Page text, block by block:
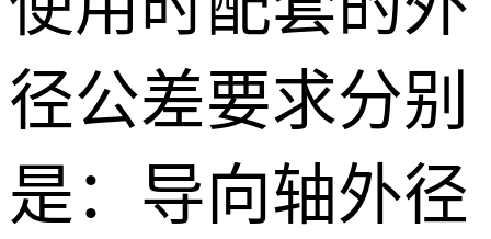
径公差要求分别
是：导向轴外径